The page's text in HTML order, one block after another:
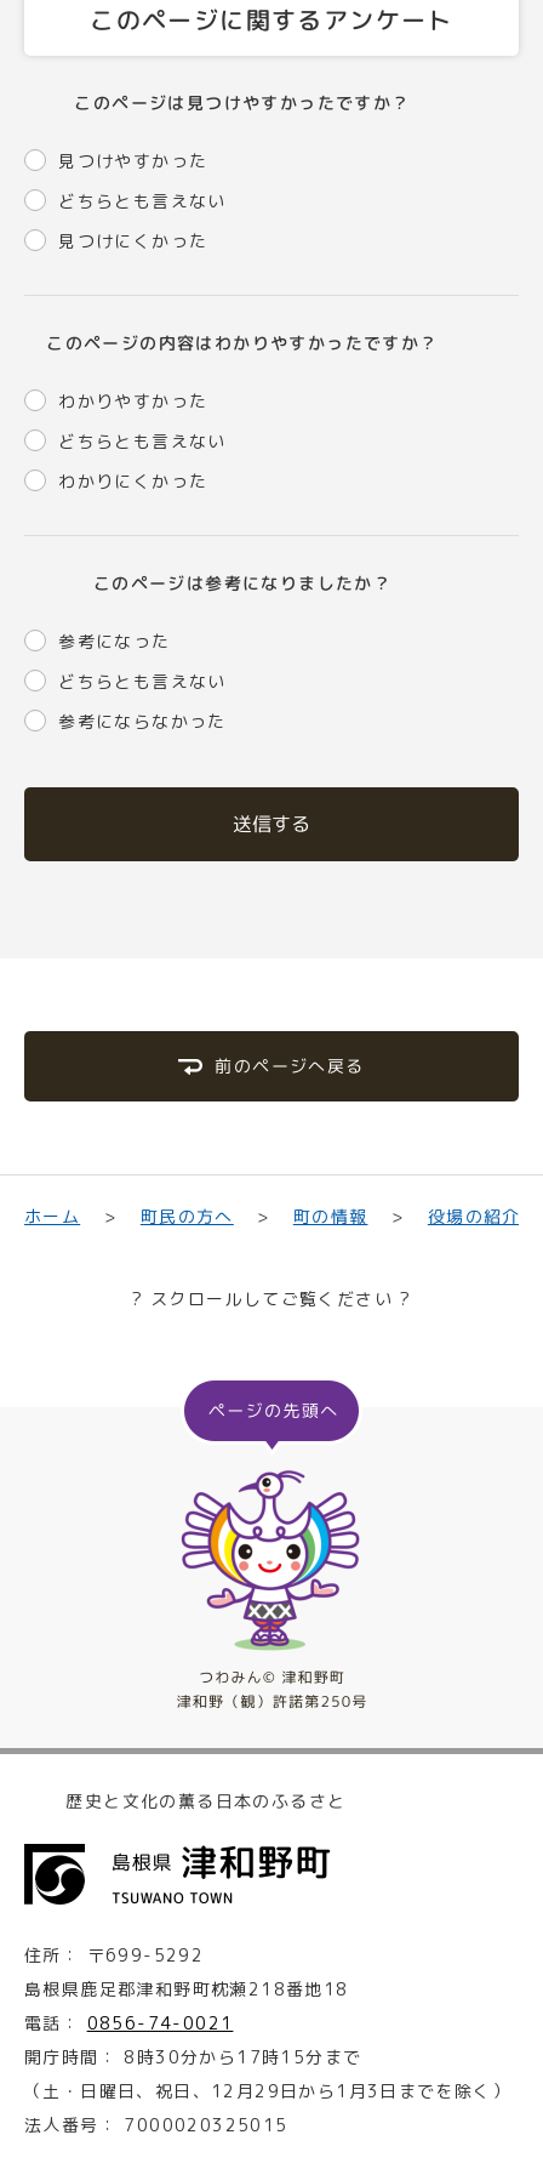
このページに関するアンケート
このページは見つけやすかったですか？
見つけやすかった
どちらとも言えない
見つけにくかった
このページの内容はわかりやすかったですか？
わかりやすかった
どちらとも言えない
わかりにくかった
このページは参考になりましたか？
参考になった
どちらとも言えない
参考にならなかった
送信する
前のページへ戻る
ホーム 町民の方へ 町の情報 役場の紹介
? スクロールしてご覧ください ?
歴史と文化の薫る日本のふるさと
住所：
〒699-5292
島根県鹿足郡津和野町枕瀬218番地18
電話：
0856-74-0021
開庁時間：
8時30分から17時15分まで
（土・日曜日、祝日、12月29日から1月3日までを除く）
法人番号：
7000020325015